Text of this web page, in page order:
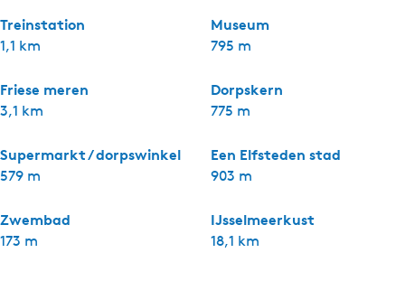
Treinstation
1,1 km
Museum
795 m
Friese meren
3,1 km
Dorpskern
775 m
Supermarkt / dorpswinkel
579 m
Een Elfsteden stad
903 m
Zwembad
173 m
IJsselmeerkust
18,1 km